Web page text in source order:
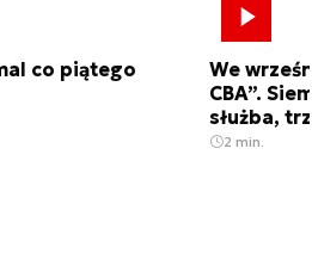
co piątego
We
CBA”.
służba,
2 min.